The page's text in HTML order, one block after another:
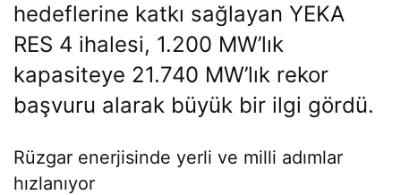
hedeflerine katkı sağlayan YEKA
RES 4 ihalesi, 1.200 MW’lık
kapasiteye 21.740 MW’lık rekor
başvuru alarak büyük bir ilgi gördü.
Rüzgar enerjisinde yerli ve milli adımlar
hızlanıyor